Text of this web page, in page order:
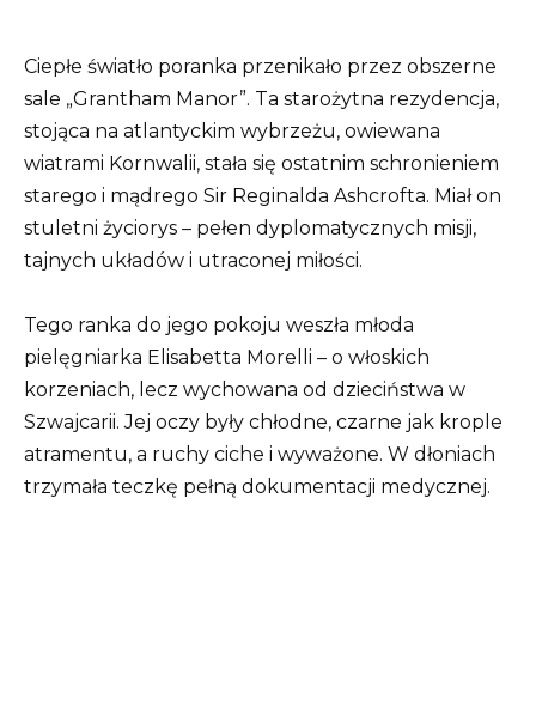
Ciepłe światło poranka przenikało przez obszerne
sale „Grantham Manor”. Ta starożytna rezydencja,
stojąca na atlantyckim wybrzeżu, owiewana
wiatrami Kornwalii, stała się ostatnim schronieniem
starego i mądrego Sir Reginalda Ashcrofta. Miał on
stuletni życiorys – pełen dyplomatycznych misji,
tajnych układów i utraconej miłości.
Tego ranka do jego pokoju weszła młoda
pielęgniarka Elisabetta Morelli – o włoskich
korzeniach, lecz wychowana od dzieciństwa w
Szwajcarii. Jej oczy były chłodne, czarne jak krople
atramentu, a ruchy ciche i wyważone. W dłoniach
trzymała teczkę pełną dokumentacji medycznej.